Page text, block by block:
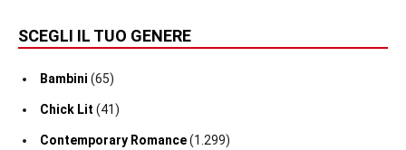
SCEGLI IL TUO GENERE
Bambini (65)
Chick Lit (41)
Contemporary Romance(1.299)